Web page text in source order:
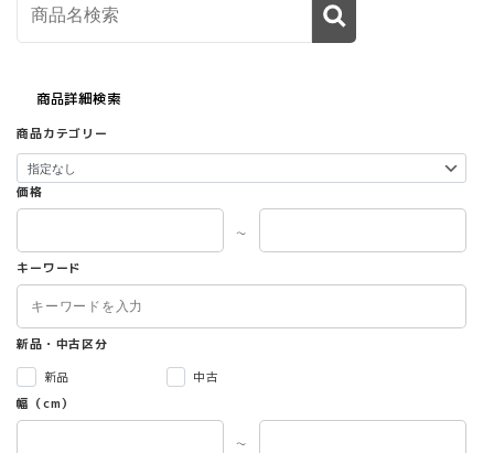
商品詳細検索
商品カテゴリー
価格
～
キーワード
新品・中古区分
新品
中古
幅（cm）
～